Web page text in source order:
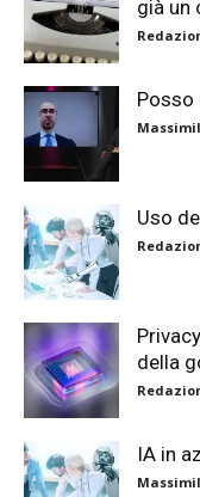
già un
Posso
Uso
della
IA in